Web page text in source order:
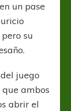
un pase
su
juego
ambos
abrir el